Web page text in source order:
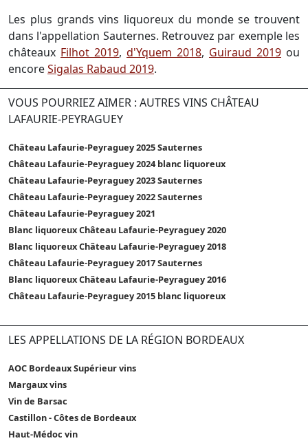
Les plus grands vins liquoreux du monde se trouvent
dans l'appellation Sauternes. Retrouvez par exemple les
châteaux Filhot 2019, d'Yquem 2018, Guiraud 2019 ou
encoreSigalas Rabaud 2019.
VOUS POURRIEZ AIMER : AUTRES VINS CHÂTEAU
LAFAURIE-PEYRAGUEY
Château Lafaurie-Peyraguey 2025 Sauternes
Château Lafaurie-Peyraguey 2024 blanc liquoreux
Château Lafaurie-Peyraguey 2023 Sauternes
Château Lafaurie-Peyraguey 2022 Sauternes
Château Lafaurie-Peyraguey 2021
Blanc liquoreux Château Lafaurie-Peyraguey 2020
Blanc liquoreux Château Lafaurie-Peyraguey 2018
Château Lafaurie-Peyraguey 2017 Sauternes
Blanc liquoreux Château Lafaurie-Peyraguey 2016
Château Lafaurie-Peyraguey 2015 blanc liquoreux
LES APPELLATIONS DE LA RÉGION BORDEAUX
AOC Bordeaux Supérieur vins
Margaux vins
Vin de Barsac
Castillon - Côtes de Bordeaux
Haut-Médoc vin